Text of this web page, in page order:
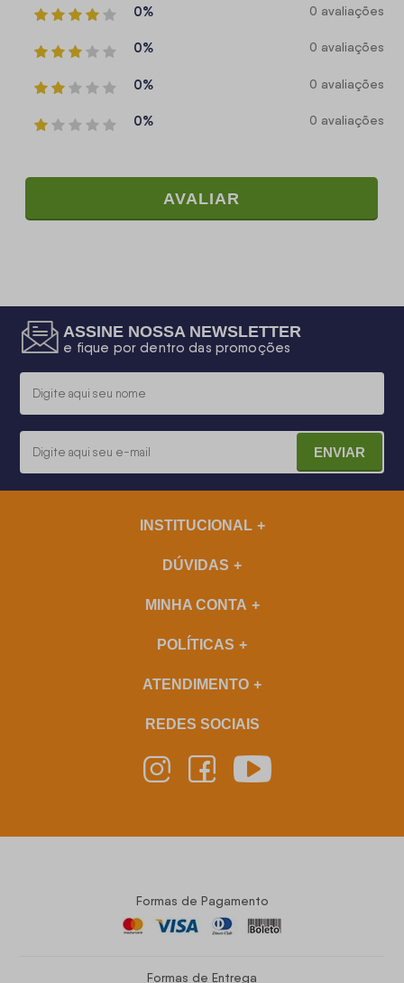
0% 0 avaliações
0% 0 avaliações
0% 0 avaliações
0% 0 avaliações
AVALIAR
ASSINE NOSSA NEWSLETTER
e fique por dentro das promoções
ENVIAR
INSTITUCIONAL
DÚVIDAS
MINHA CONTA
POLÍTICAS
ATENDIMENTO
REDES SOCIAIS
Formas de Pagamento
Formas de Entrega